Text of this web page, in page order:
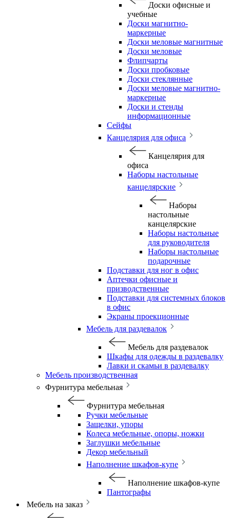
Доски офисные и
учебные
Доски магнитно-
маркерные
Доски меловые магнитные
Доски меловые
Флипчарты
Доски пробковые
Доски стеклянные
Доски меловые магнитно-
маркерные
Доски и стенды
информационные
Сейфы
Канцелярия для офиса
Канцелярия для
офиса
Наборы настольные
канцелярские
Наборы
настольные
канцелярские
Наборы настольные
для руководителя
Наборы настольные
подарочные
Подставки для ног в офис
Аптечки офисные и
призводственные
Подставки для системных блоков
в офис
Экраны проекционные
Мебель для раздевалок
Мебель для раздевалок
Шкафы для одежды в раздевалку
Лавки и скамьи в раздевалку
Мебель производственная
Фурнитура мебельная
Фурнитура мебельная
Ручки мебельные
Защелки, упоры
Колеса мебельные, опоры, ножки
Заглушки мебельные
Декор мебельный
Наполнение шкафов-купе
Наполнение шкафов-купе
Пантографы
Мебель на заказ